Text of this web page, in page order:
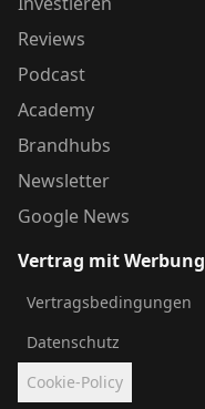
Reviews
Podcast
Academy
Brandhubs
Newsletter
Google News
Vertrag mit Werbung
Vertragsbedingungen
Datenschutz
Cookie-Policy